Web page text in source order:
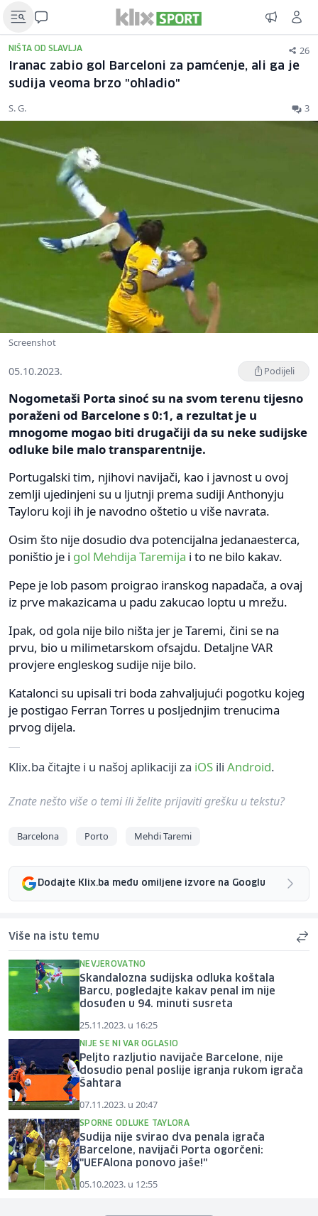
NIŠTA OD SLAVLJA 26
Iranac zabio gol Barceloni za pamćenje, ali ga je
sudija veoma brzo "ohladio"
S. G. 3
Screenshot
05.10.2023. Podijeli
Nogometaši Porta sinoć su na svom terenu tijesno
poraženi od Barcelone s 0:1, a rezultat je u
mnogome mogao biti drugačiji da su neke sudijske
odluke bile malo transparentnije.
Portugalski tim, njihovi navijači, kao i javnost u ovoj
zemlji ujedinjeni su u ljutnji prema sudiji Anthonyju
Tayloru koji ih je navodno oštetio u više navrata.
Osim što nije dosudio dva potencijalna jedanaesterca,
poništio je i gol Mehdija Taremija i to ne bilo kakav.
Pepe je lob pasom proigrao iranskog napadača, a ovaj
iz prve makazicama u padu zakucao loptu u mrežu.
Ipak, od gola nije bilo ništa jer je Taremi, čini se na
prvu, bio u milimetarskom ofsajdu. Detaljne VAR
provjere engleskog sudije nije bilo.
Katalonci su upisali tri boda zahvaljujući pogotku kojeg
je postigao Ferran Torres u posljednjim trenucima
prvog dijela.
Klix.ba čitajte i u našoj aplikaciji za iOS ili Android.
Znate nešto više o temi ili želite prijaviti grešku u tekstu?
Barcelona Porto Mehdi Taremi
Dodajte Klix.ba među omiljene izvore na Googlu
Više na istu temu
NEVJEROVATNO
Skandalozna sudijska odluka koštala
Barcu, pogledajte kakav penal im nije
dosuđen u 94. minuti susreta
25.11.2023. u 16:25
NIJE SE NI VAR OGLASIO
Peljto razljutio navijače Barcelone, nije
dosudio penal poslije igranja rukom igrača
Šahtara
07.11.2023. u 20:47
SPORNE ODLUKE TAYLORA
Sudija nije svirao dva penala igrača
Barcelone, navijači Porta ogorčeni:
"UEFAlona ponovo jaše!"
05.10.2023. u 12:55